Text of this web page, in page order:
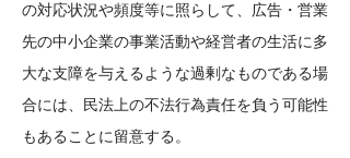
の対応状況や頻度等に照らして、広告・営業
先の中小企業の事業活動や経営者の生活に多
大な支障を与えるような過剰なものである場
合には、民法上の不法行為責任を負う可能性
もあることに留意する。